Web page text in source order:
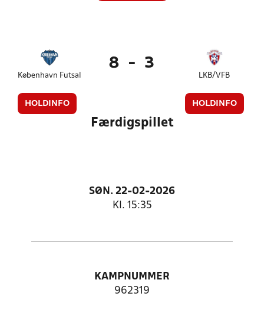
København Futsal
HOLDINFO
8 - 3
LKB/VFB
HOLDINFO
Færdigspillet
SØN. 22-02-2026
Kl. 15:35
KAMPNUMMER
962319